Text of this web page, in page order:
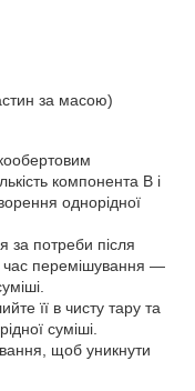
за масою)
компонента В і
однорідної
за потреби після
час перемішування —
її в чисту тару та
суміші.
щоб уникнути